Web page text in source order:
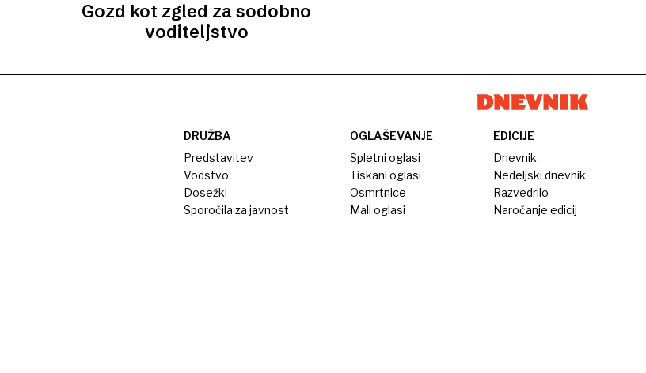
Gozd kot zgled za sodobno
voditeljstvo
DRUŽBA
Predstavitev
Vodstvo
Dosežki
Sporočila za javnost
OGLAŠEVANJE
Spletni oglasi
Tiskani oglasi
Osmrtnice
Mali oglasi
EDICIJE
Dnevnik
Nedeljski dnevnik
Razvedrilo
Naročanje edicij